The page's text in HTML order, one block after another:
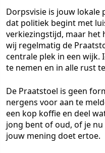
Dorpsvisie is jouw lokale
dat politiek begint met
verkiezingstijd, maar het
wij regelmatig de
centrale plek in een wijk.
te nemen en in alle rust
De Praatstoel is geen
nergens voor aan te
een kop koffie en deel
jong bent of oud, of je
jouw mening doet ertoe.